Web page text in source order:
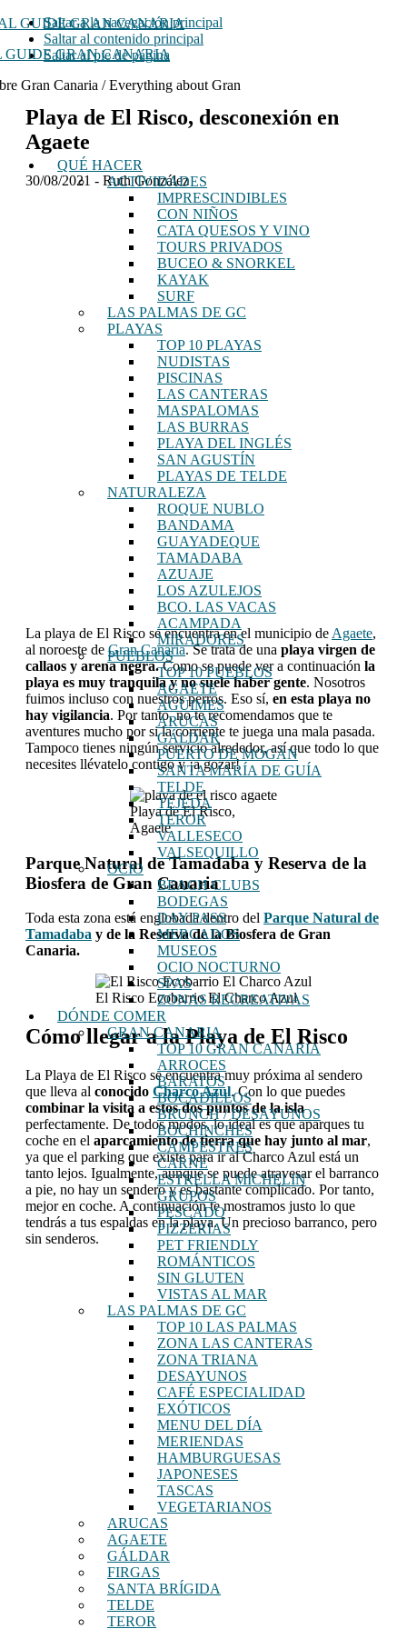
Saltar a la navegación principal
Saltar al contenido principal
Saltar al pie de página
GUIDE GRAN CANARIA
Gran Canaria / Everything about Gran
QUÉ HACER
ACTIVIDADES
IMPRESCINDIBLES
CON NIÑOS
CATA QUESOS Y VINO
TOURS PRIVADOS
BUCEO & SNORKEL
KAYAK
SURF
LAS PALMAS DE GC
PLAYAS
TOP 10 PLAYAS
NUDISTAS
PISCINAS
LAS CANTERAS
MASPALOMAS
LAS BURRAS
PLAYA DEL INGLÉS
SAN AGUSTÍN
PLAYAS DE TELDE
NATURALEZA
ROQUE NUBLO
BANDAMA
GUAYADEQUE
TAMADABA
AZUAJE
LOS AZULEJOS
BCO. LAS VACAS
ACAMPADA
MIRADORES
PUEBLOS
TOP 10 PUEBLOS
AGAETE
AGÜIMES
ARUCAS
GÁLDAR
PUERTO DE MOGÁN
SANTA MARÍA DE GUÍA
TELDE
TEJEDA
TEROR
VALLESECO
VALSEQUILLO
OCIO
BEACH CLUBS
BODEGAS
DAY PASS
MERCADOS
MUSEOS
OCIO NOCTURNO
SPAS
ZONAS RECREATIVAS
DÓNDE COMER
GRAN CANARIA
TOP 10 GRAN CANARIA
ARROCES
BARATOS
BOCADILLOS
BRUNCH / DESAYUNOS
BOCHINCHES
CAMPESTRES
CARNE
ESTRELLA MICHELIN
GRUPOS
PESCADO
PIZZERÍAS
PET FRIENDLY
ROMÁNTICOS
SIN GLUTEN
VISTAS AL MAR
LAS PALMAS DE GC
TOP 10 LAS PALMAS
ZONA LAS CANTERAS
ZONA TRIANA
DESAYUNOS
CAFÉ ESPECIALIDAD
EXÓTICOS
MENU DEL DÍA
MERIENDAS
HAMBURGUESAS
JAPONESES
TASCAS
VEGETARIANOS
ARUCAS
AGAETE
GÁLDAR
FIRGAS
SANTA BRÍGIDA
TELDE
TEROR
Playa de El Risco, desconexión en
Agaete
30/08/2021 - Ruth González
La playa de El Risco se encuentra en el municipio de Agaete,
al noroeste deGran Canaria. Se trata de una playa virgen de
callaos y arena negra.Como se puede ver a continuación la
playa es muy tranquila y no suele haber gente. Nosotros
fuimos incluso con nuestros perros. Eso sí, en esta playa no
hay vigilancia. Por tanto, no te recomendamos que te
aventures mucho por si la corriente te juega una mala pasada.
Tampoco tienes ningún servicio alrededor, así que todo lo que
necesites llévatelo contigo y ¡a gozar!
Playa de El Risco,
Agaete
Parque Natural de Tamadaba y Reserva de la
Biosfera de Gran Canaria
Toda esta zona está englobada dentro del Parque Natural de
Tamadaba y de la Reserva de la Biosfera de Gran
Canaria.
El Risco Ecobarrio El Charco Azul
Cómo llegar a la Playa de El Risco
La Playa de El Risco se encuentra muy próxima al sendero
que lleva al conocido Charco Azul. Con lo que puedes
combinar la visita a estos dos puntos de la isla
perfectamente. De todos modos, lo ideal es que aparques tu
coche en el aparcamiento de tierra que hay junto al mar,
ya que el parking que existe para ir al Charco Azul está un
tanto lejos. Igualmente, aunque se puede atravesar el barranco
a pie, no hay un sendero y es bastante complicado. Por tanto,
mejor en coche. A continuación te mostramos justo lo que
tendrás a tus espaldas en la playa. Un precioso barranco, pero
sin senderos.